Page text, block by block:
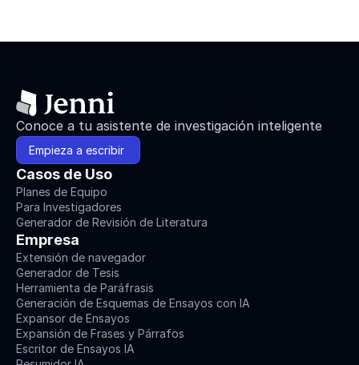
Conoce a tu asistente de investigación inteligente
Empieza a escribir
Casos de Uso
Planes de Equipo
Para Investigadores
Generador de Revisión de Literatura
Empresa
Extensión de navegador
Generador de Tesis
Herramienta de Paráfrasis
Generación de Esquemas de Ensayos con IA
Expansor de Ensayos
Expansión de Frases y Párrafos
Escritor de Ensayos IA